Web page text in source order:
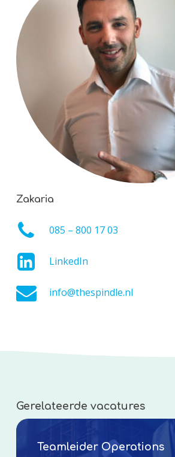
Zakaria
085 – 800 17 03
LinkedIn
info@thespindle.nl
Gerelateerde vacatures
Teamleider Operations